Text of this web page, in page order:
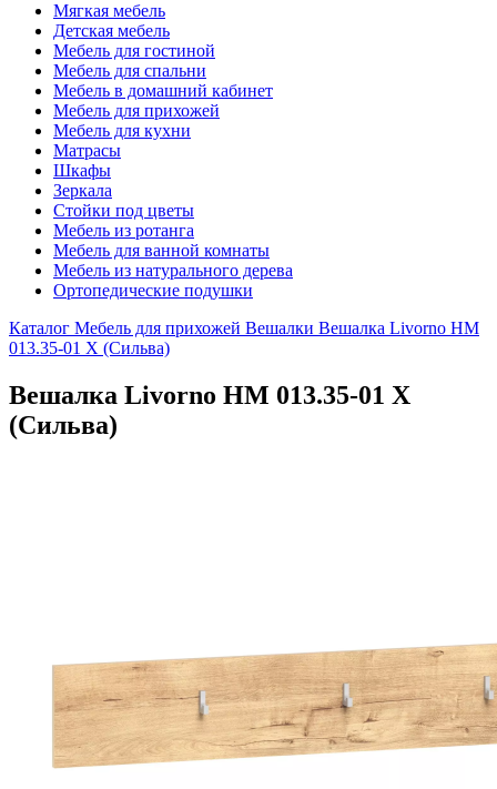
Мягкая мебель
Детская мебель
Мебель для гостиной
Мебель для спальни
Мебель в домашний кабинет
Мебель для прихожей
Мебель для кухни
Матрасы
Шкафы
Зеркала
Стойки под цветы
Мебель из ротанга
Мебель для ванной комнаты
Мебель из натурального дерева
Ортопедические подушки
Каталог Мебель для прихожей Вешалки Вешалка Livorno НМ
013.35-01 Х (Сильва)
Вешалка Livorno НМ 013.35-01 Х
(Сильва)